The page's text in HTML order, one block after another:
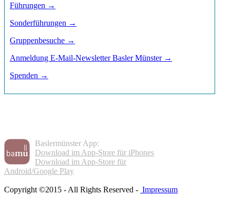
Führungen →
Sonderführungen →
Gruppenbesuche →
Anmeldung E-Mail-Newsletter Basler Münster →
Spenden →
Baslermünster App:
Download im App-Store für iPhones
Download im App-Store für
Android/Google Play
Copyright ©2015 - All Rights Reserved - Impressum